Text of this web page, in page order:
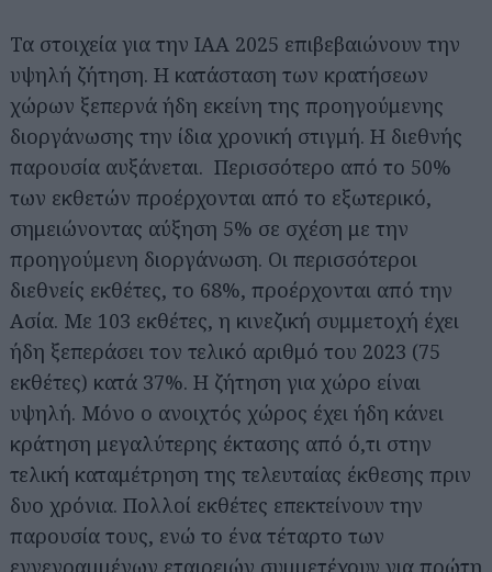
Τα στοιχεία για την IAA 2025 επιβεβαιώνουν την
υψηλή ζήτηση. Η κατάσταση των κρατήσεων
χώρων ξεπερνά ήδη εκείνη της προηγούμενης
διοργάνωσης την ίδια χρονική στιγμή. Η διεθνής
παρουσία αυξάνεται. Περισσότερο από το 50%
των εκθετών προέρχονται από το εξωτερικό,
σημειώνοντας αύξηση 5% σε σχέση με την
προηγούμενη διοργάνωση. Οι περισσότεροι
διεθνείς εκθέτες, το 68%, προέρχονται από την
Ασία. Με 103 εκθέτες, η κινεζική συμμετοχή έχει
ήδη ξεπεράσει τον τελικό αριθμό του 2023 (75
εκθέτες) κατά 37%. Η ζήτηση για χώρο είναι
υψηλή. Μόνο ο ανοιχτός χώρος έχει ήδη κάνει
κράτηση μεγαλύτερης έκτασης από ό,τι στην
τελική καταμέτρηση της τελευταίας έκθεσης πριν
δυο χρόνια. Πολλοί εκθέτες επεκτείνουν την
παρουσία τους, ενώ το ένα τέταρτο των
εγγεγραμμένων εταιρειών συμμετέχουν για πρώτη